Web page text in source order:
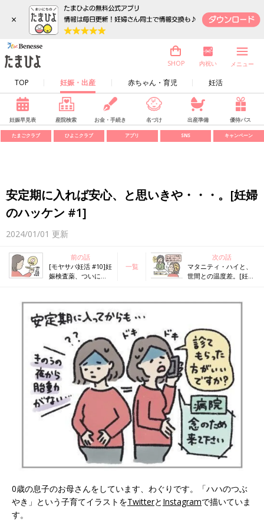
×
TOP 妊娠・出産 赤ちゃん・育児 妊活
SHOP 内祝い メニュー
妊娠早見表 産院検索 お金・手続き 名づけ 出産準備 優待パス
たまごクラブ ひよこクラブ アプリ SNS キャンペーン
安定期に入れば安心、と思いきや・・・。[妊婦
のハッケン #1]
2024/01/01 更新
前の話
[モヤサバ妊活 #10]妊
娠検査薬、ついに陽
一覧
次の話
マタニティ・ハイと、
世間との温度差。[妊婦
0歳の息子のお母さんをしています、わぐりです。「ハハのつぶ
やき」という子育てイラストをTwitterと Instagramで描いていま
す。